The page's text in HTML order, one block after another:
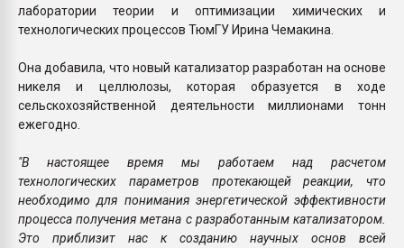
лаборатории теории и оптимизации химических и
технологических процессов ТюмГУ Ирина Чемакина.
Она добавила, что новый катализатор разработан на основе
никеля и целлюлозы, которая образуется в ходе
сельскохозяйственной деятельности миллионами тонн
ежегодно.
"В настоящее время мы работаем над расчетом
технологических параметров протекающей реакции, что
необходимо для понимания энергетической эффективности
процесса получения метана с разработанным катализатором.
Это приблизит нас к созданию научных основ всей